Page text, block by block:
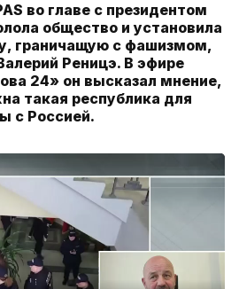
во главе с президентом
общество и установила
граничащую с фашизмом,
Реницэ. В эфире
24» он высказал мнение,
такая республика для
с Россией.